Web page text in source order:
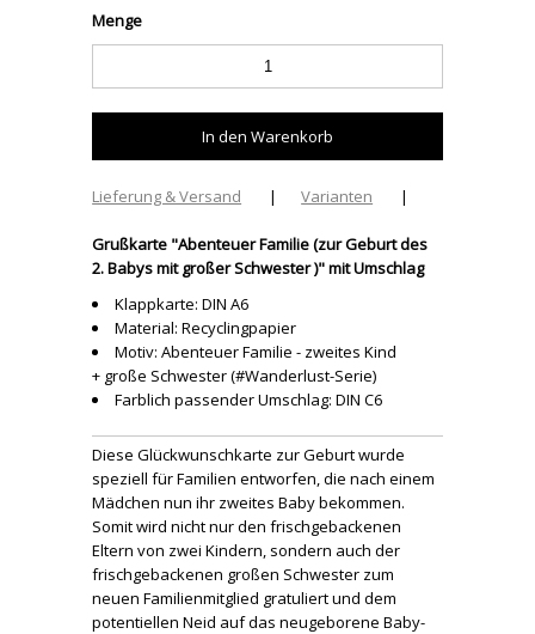
Menge
Lieferung & Versand | Varianten |
Grußkarte "Abenteuer Familie (zur Geburt des
2. Babys mit großer Schwester )" mit Umschlag
Klappkarte: DIN A6
Material: Recyclingpapier
Motiv: Abenteuer Familie - zweites Kind
+ große Schwester (#Wanderlust-Serie)
Farblich passender Umschlag: DIN C6
Diese Glückwunschkarte zur Geburt wurde
speziell für Familien entworfen, die nach einem
Mädchen nun ihr zweites Baby bekommen.
Somit wird nicht nur den frischgebackenen
Eltern von zwei Kindern, sondern auch der
frischgebackenen großen Schwester zum
neuen Familienmitglied gratuliert und dem
potentiellen Neid auf das neugeborene Baby-